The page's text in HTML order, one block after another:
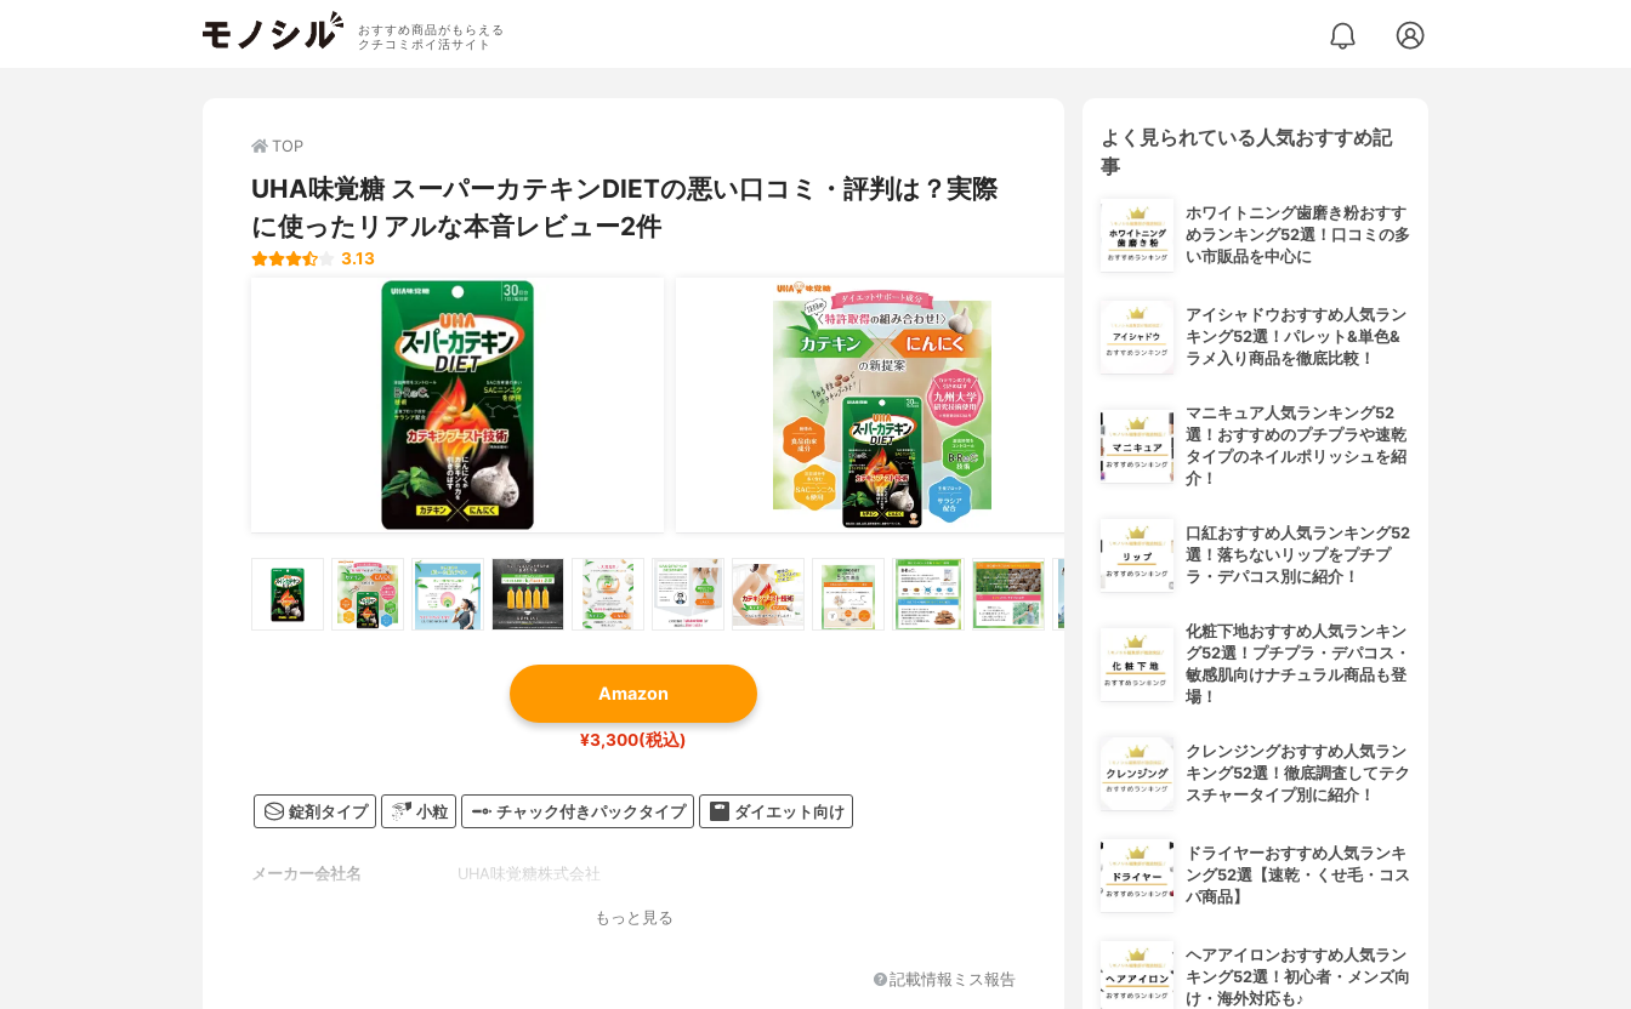
おすすめ商品がもらえる
クチコミポイ活サイト
TOP
UHA味覚糖 スーパーカテキンDIETの悪い口コミ・評判は？実際
に使ったリアルな本音レビュー2件
3.13
Amazon
¥3,300(税込)
錠剤タイプ 小粒 チャック付きパックタイプ ダイエット向け
メーカー会社名 UHA味覚糖株式会社
もっと見る
記載情報ミス報告
よく見られている人気おすすめ記
事
ホワイトニング歯磨き粉おすす
めランキング52選！口コミの多
い市販品を中心に
アイシャドウおすすめ人気ラン
キング52選！パレット&単色&
ラメ入り商品を徹底比較！
マニキュア人気ランキング52
選！おすすめのプチプラや速乾
タイプのネイルポリッシュを紹
介！
口紅おすすめ人気ランキング52
選！落ちないリップをプチプ
ラ・デパコス別に紹介！
化粧下地おすすめ人気ランキン
グ52選！プチプラ・デパコス・
敏感肌向けナチュラル商品も登
場！
クレンジングおすすめ人気ラン
キング52選！徹底調査してテク
スチャータイプ別に紹介！
ドライヤーおすすめ人気ランキ
ング52選【速乾・くせ毛・コス
パ商品】
ヘアアイロンおすすめ人気ラン
キング52選！初心者・メンズ向
け・海外対応も♪